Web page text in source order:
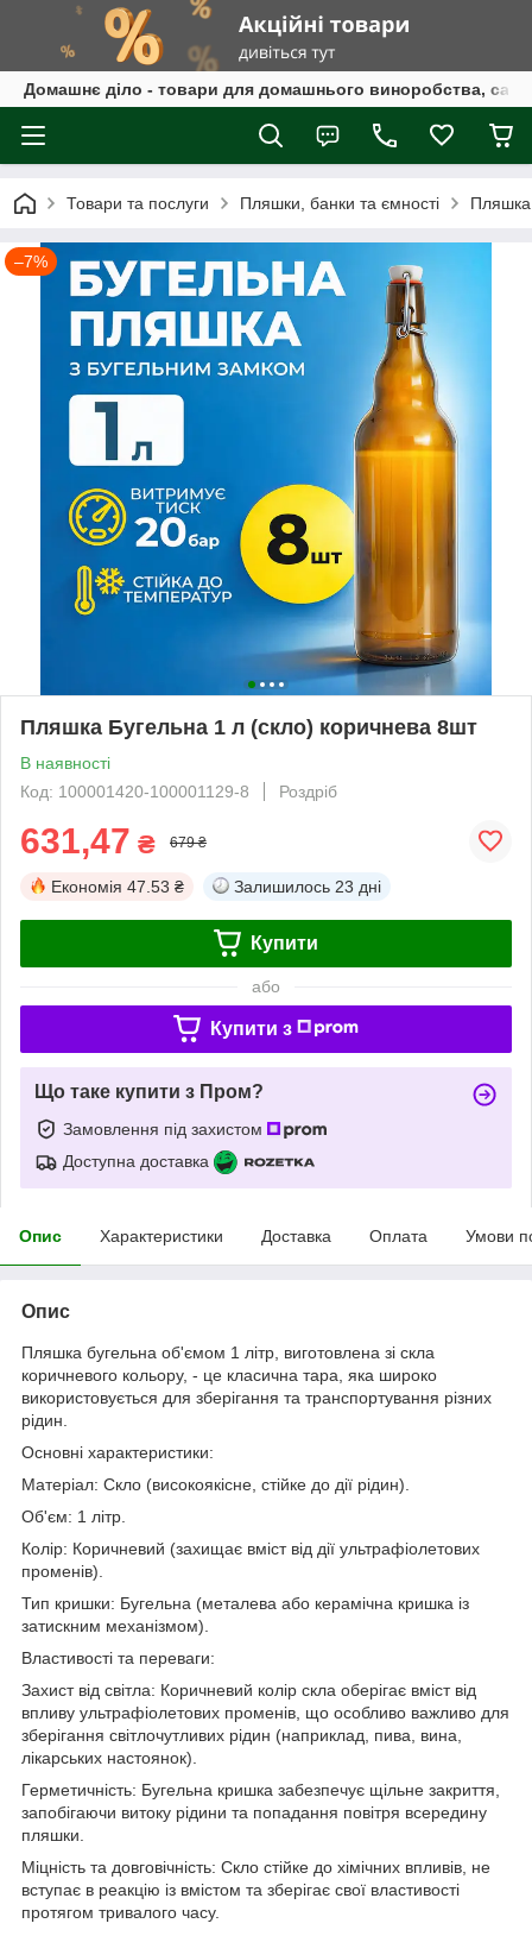
Домашнє діло - товари для домашнього виноробства,
Товари та послуги Пляшки, банки та ємності Пляшка
–7%
Пляшка Бугельна 1 л (скло) коричнева 8шт
В наявності
Код: 100001420-100001129-8
Роздріб
631,47 ₴ 679 ₴
Економія 47.53 ₴ Залишилось 23 дні
Купити
або
Купити з
Що таке купити з Пром?
Замовлення під захистом
Доступна доставка
Опис Характеристики Доставка Оплата Умови
Опис
Пляшка бугельна об'ємом 1 літр, виготовлена зі скла
коричневого кольору, - це класична тара, яка широко
використовується для зберігання та транспортування різних
рідин.
Основні характеристики:
Матеріал: Скло (високоякісне, стійке до дії рідин).
Об'єм: 1 літр.
Колір: Коричневий (захищає вміст від дії ультрафіолетових
променів).
Тип кришки: Бугельна (металева або керамічна кришка із
затискним механізмом).
Властивості та переваги:
Захист від світла: Коричневий колір скла оберігає вміст від
впливу ультрафіолетових променів, що особливо важливо для
зберігання світлочутливих рідин (наприклад, пива, вина,
лікарських настоянок).
Герметичність: Бугельна кришка забезпечує щільне закриття,
запобігаючи витоку рідини та попадання повітря всередину
пляшки.
Міцність та довговічність: Скло стійке до хімічних впливів, не
вступає в реакцію із вмістом та зберігає свої властивості
протягом тривалого часу.